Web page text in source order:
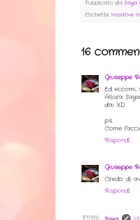
Pubblicato da Saya
Etichette: Iniziative
16
Giuseppe
Ed eccomi,
Allora
dai XD
p.s.
Come
Rispondi
Giuseppe
Credo di
Rispondi